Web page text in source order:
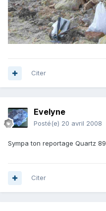
Citer
Evelyne
Posté(e) 20 avril 2008
Sympa ton reportage Quartz 89
Citer